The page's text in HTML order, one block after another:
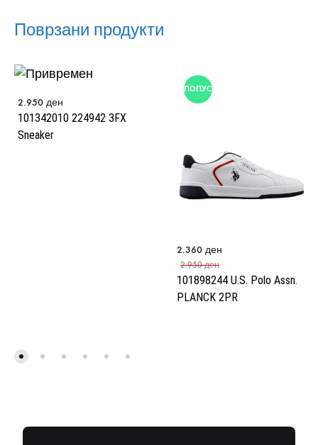
Поврзани продукти
101342010 224942 3FX
Sneaker
2.950 ден
ПОПУСТ
101898244 U.S. Polo Assn.
PLANCK 2PR
2.360 ден
2.950ден